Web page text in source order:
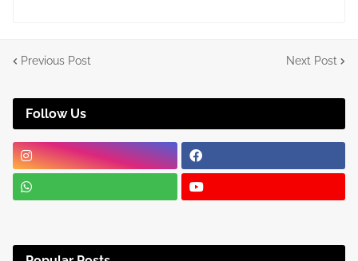
Previous Post Next Post
Follow Us